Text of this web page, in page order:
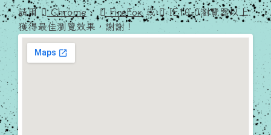
請用 Chrome、 FireFox或
IE10.0瀏覽器以上
獲得最佳瀏覽效果，謝謝！